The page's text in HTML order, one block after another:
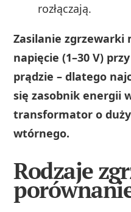
rozłączają.
Zasilanie zgrzewarki
napięcie (1–30 V)
prądzie – dlatego
się zasobnik energii
transformator o
wtórnego.
Rodzaje